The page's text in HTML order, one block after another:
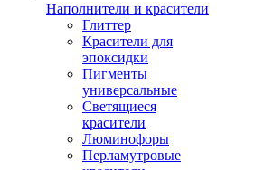
Наполнители и красители
Глиттер
Красители для
эпоксидки
Пигменты
универсальные
Светящиеся
красители
Люминофоры
Перламутровые